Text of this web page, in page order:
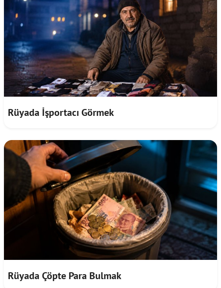
Rüyada İşportacı Görmek
Rüyada Çöpte Para Bulmak